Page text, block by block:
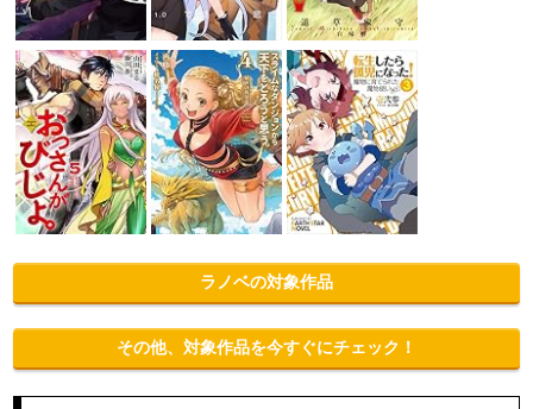
ラノベの対象作品
その他、対象作品を今すぐにチェック！